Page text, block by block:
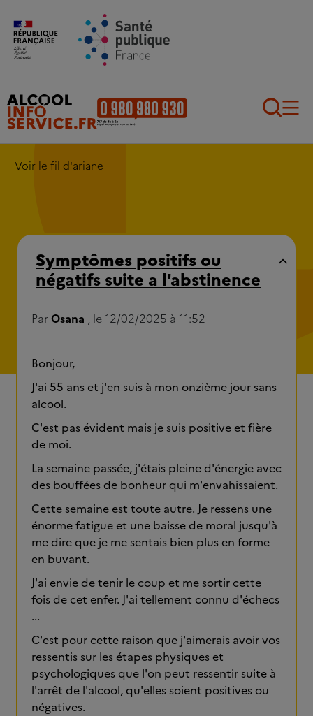
Aller au contenu principal
Voir le fil d'ariane
Symptômes positifs ou
négatifs suite a l'abstinence
ParOsana , le 12/02/2025 à 11:52
Bonjour,
J'ai 55 ans et j'en suis à mon onzième jour sans
alcool.
C'est pas évident mais je suis positive et fière
de moi.
La semaine passée, j'étais pleine d'énergie avec
des bouffées de bonheur qui m'envahissaient.
Cette semaine est toute autre. Je ressens une
énorme fatigue et une baisse de moral jusqu'à
me dire que je me sentais bien plus en forme
en buvant.
J'ai envie de tenir le coup et me sortir cette
fois de cet enfer. J'ai tellement connu d'échecs
...
C'est pour cette raison que j'aimerais avoir vos
ressentis sur les étapes physiques et
psychologiques que l'on peut ressentir suite à
l'arrêt de l'alcool, qu'elles soient positives ou
négatives.